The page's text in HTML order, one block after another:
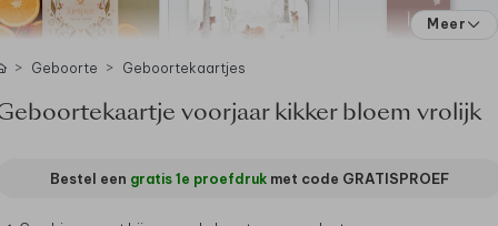
Meer
Geboorte Geboortekaartjes
voorjaar kikker bloem vrolijk
Bestel een gratis 1e proefdrukmet code GRATISPROEF